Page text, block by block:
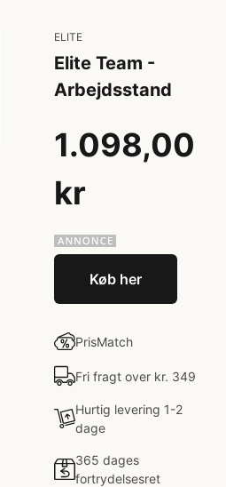
ELITE
Elite Team -
Arbejdsstand
1.098,00
kr
Køb her
PrisMatch
Fri fragt over kr. 349
Hurtig levering 1-2
dage
365 dages
fortrydelsesret